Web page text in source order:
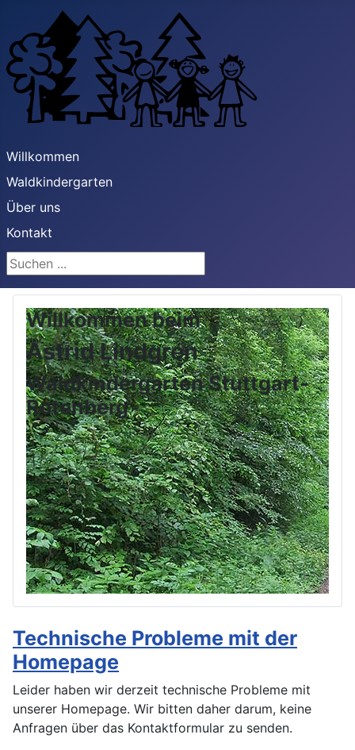
Willkommen
Waldkindergarten
Über uns
Kontakt
Suchen ...
Willkommen beim
Astrid Lindgren
Waldkindergarten Stuttgart-
Rotenberg
Technische Probleme mit der
Homepage
Leider haben wir derzeit technische Probleme mit
unserer Homepage. Wir bitten daher darum, keine
Anfragen über das Kontaktformular zu senden.